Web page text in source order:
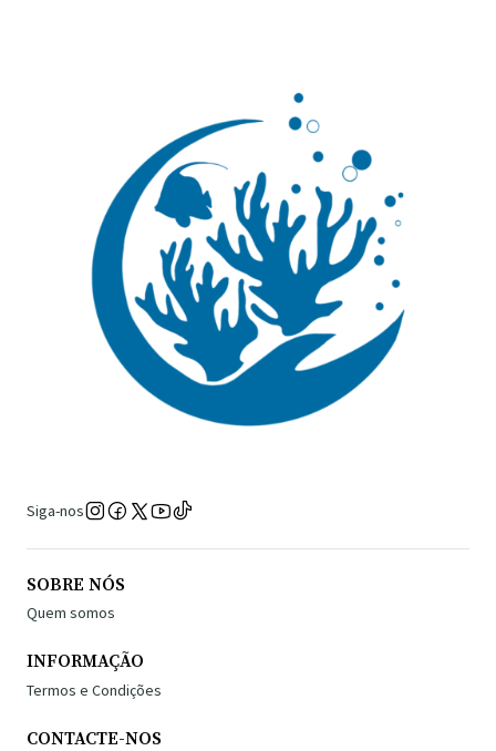
Siga-nos
SOBRE NÓS
Quem somos
INFORMAÇÃO
Termos e Condições
CONTACTE-NOS